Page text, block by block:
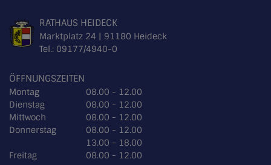
RATHAUS HEIDECK
Marktplatz 24 | 91180 Heideck
Tel.: 09177/4940-0
ÖFFNUNGSZEITEN
Montag
08.00 - 12.00
Dienstag
08.00 - 12.00
Mittwoch
08.00 - 12.00
Donnerstag
08.00 - 12.00
13.00 - 18.00
Freitag
08.00 - 12.00